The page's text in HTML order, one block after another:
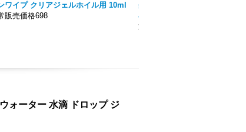
ワイプ クリアジェルホイル用 10ml
販売価格698
美色 Miiro】ノンワイプトッ
容量15ｍｌ 拭き取り不要！！
通常販売価格777円〜
ォーター 水滴 ドロップ ジ